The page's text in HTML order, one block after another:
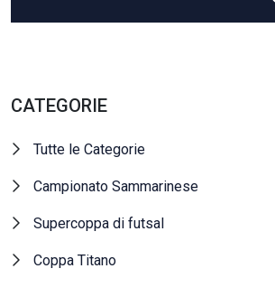
CATEGORIE
Tutte le Categorie
Campionato Sammarinese
Supercoppa di futsal
Coppa Titano